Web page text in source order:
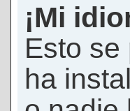
¡Mi
Esto
ha